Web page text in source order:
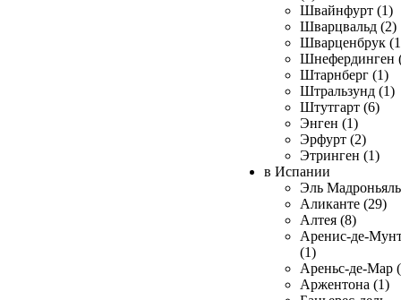
Швайнфурт (1)
Шварцвальд (2)
Шварценбрук
Шнефердинген
Штарнберг (1)
Штральзунд (1)
Штутгарт (6)
Энген (1)
Эрфурт (2)
Этринген (1)
в Испании
Эль
Аликанте (29)
Алтея (8)
Аренис-де-
(1)
Ареньс-де-Мар
Аржентона (1)